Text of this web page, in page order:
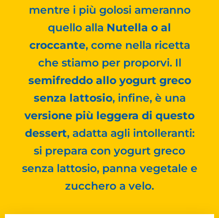
mentre i più golosi ameranno
quello alla Nutella o al
croccante, come nella ricetta
che stiamo per proporvi. Il
semifreddo allo yogurt greco
senza lattosio, infine, è una
versione più leggera di questo
dessert, adatta agli intolleranti:
si prepara con yogurt greco
senza lattosio, panna vegetale e
zucchero a velo.